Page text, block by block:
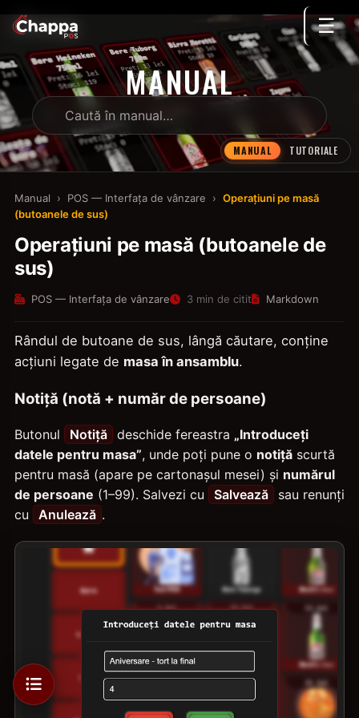
☰
MANUAL
MANUAL TUTORIALE
Manual › POS — Interfața de vânzare › Operațiuni pe masă
(butoanele de sus)
Operațiuni pe masă (butoanele de
sus)
POS — Interfața de vânzare 3 min de citit Markdown
Rândul de butoane de sus, lângă căutare, conține
acțiuni legate de masa în ansamblu.
Notiță (notă + număr de persoane)
Butonul Notiță deschide fereastra „Introduceți
datele pentru masa”, unde poți pune o notiță scurtă
pentru masă (apare pe cartonașul mesei) și numărul
de persoane (1–99). Salvezi cu Salvează
sau renunți
cu
Anulează .